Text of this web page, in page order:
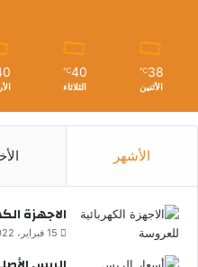
38
℃
الأثنين
40
℃
الثلاثاء
الأشهر
الاجهزة
15 فبراير، 2022